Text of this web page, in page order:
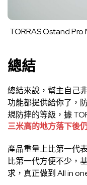
TORRAS Ostand
總結
總結來說，幫主自己
功能都提供給你了，
規防摔的等級，據
三米高的地方落下後
產品重量上比第一代
比第一代方便不少，
求，真正做到 All in